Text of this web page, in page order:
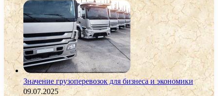
Значение грузоперевозок для бизнеса и экономики
09.07.2025